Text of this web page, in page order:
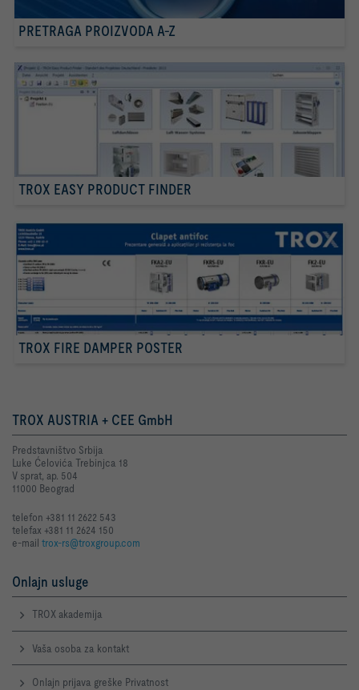
PRETRAGA PROIZVODA A-Z
TROX EASY PRODUCT FINDER
TROX FIRE DAMPER POSTER
TROX AUSTRIA + CEE GmbH
Predstavništvo Srbija
Luke Ćelovića Trebinjca 18
V sprat, ap. 504
11000 Beograd
telefon +381 11 2622 543
telefax +381 11 2624 150
e-mail trox-rs@troxgroup.com
Onlajn usluge
TROX akademija
Vaša osoba za kontakt
Onlajn prijava greške Privatnost